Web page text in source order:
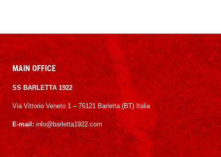
MAIN OFFICE
SS BARLETTA 1922
Via Vittorio Veneto 1 – 76121 Barletta (BT) Italia
E-mail: info@barletta1922.com